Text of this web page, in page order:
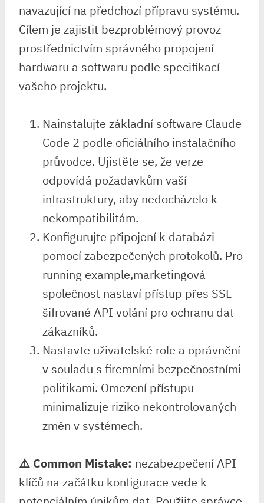
navazující na předchozí přípravu systému.
Cílem je zajistit bezproblémový provoz⁢
prostřednictvím správného propojení
hardwaru a⁤ softwaru podle specifikací
vašeho projektu.
Nainstalujte základní⁤ software Claude
Code 2 podle oficiálního instalačního
průvodce. Ujistěte se, že verze
odpovídá požadavkům vaší
infrastruktury, aby nedocházelo k
nekompatibilitám.
Konfigurujte připojení k databázi
pomocí zabezpečených protokolů. Pro
running example,marketingová
společnost nastaví přístup přes ⁢SSL
šifrované API volání pro ochranu dat
zákazníků.
Nastavte uživatelské role a oprávnění
v souladu s firemními bezpečnostními
politikami. Omezení přístupu
minimalizuje riziko nekontrolovaných
změn v systémech.
⚠️ Common Mistake: nezabezpečení API
klíčů na začátku konfigurace vede k